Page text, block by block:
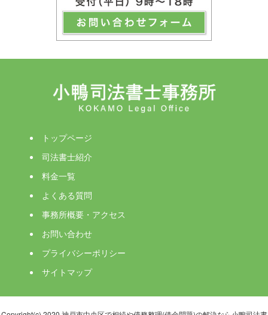
トップページ
司法書士紹介
料金一覧
よくある質問
事務所概要・アクセス
お問い合わせ
プライバシーポリシー
サイトマップ